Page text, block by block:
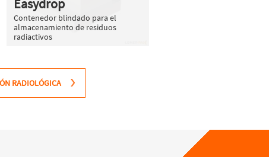
Easydrop
Contenedor blindado para el
almacenamiento de residuos
radiactivos
RADIOLÓGICA